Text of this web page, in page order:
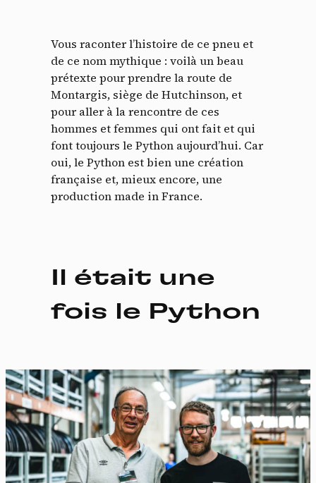
Vous raconter l’histoire de ce pneu et
de ce nom mythique : voilà un beau
prétexte pour prendre la route de
Montargis, siège de Hutchinson, et
pour aller à la rencontre de ces
hommes et femmes qui ont fait et qui
font toujours le Python aujourd’hui. Car
oui, le Python est bien une création
française et, mieux encore, une
production made in France.
Il était une
fois le Python